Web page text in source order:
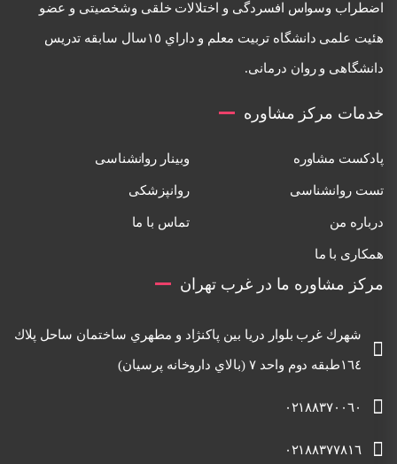
اضطراب وسواس افسردگی و اختلالات خلقی وشخصيتی و عضو
هئيت علمی دانشگاه تربيت معلم و داراي ١٥سال سابقه تدريس
دانشگاهی و روان درمانی.
خدمات مرکز مشاوره
پادکست مشاوره وبینار روانشناسی
تست روانشناسی روانپزشکی
درباره من تماس با ما
همکاری با ما
مرکز مشاوره ما در غرب تهران
شهرك غرب بلوار دريا بين پاكنژاد و مطهري ساختمان ساحل پلاك
١٦٤طبقه دوم واحد ٧ (بالاي داروخانه پرسيان)
٠٢١٨٨٣٧٠٠٦٠
٠٢١٨٨٣٧٧٨١٦